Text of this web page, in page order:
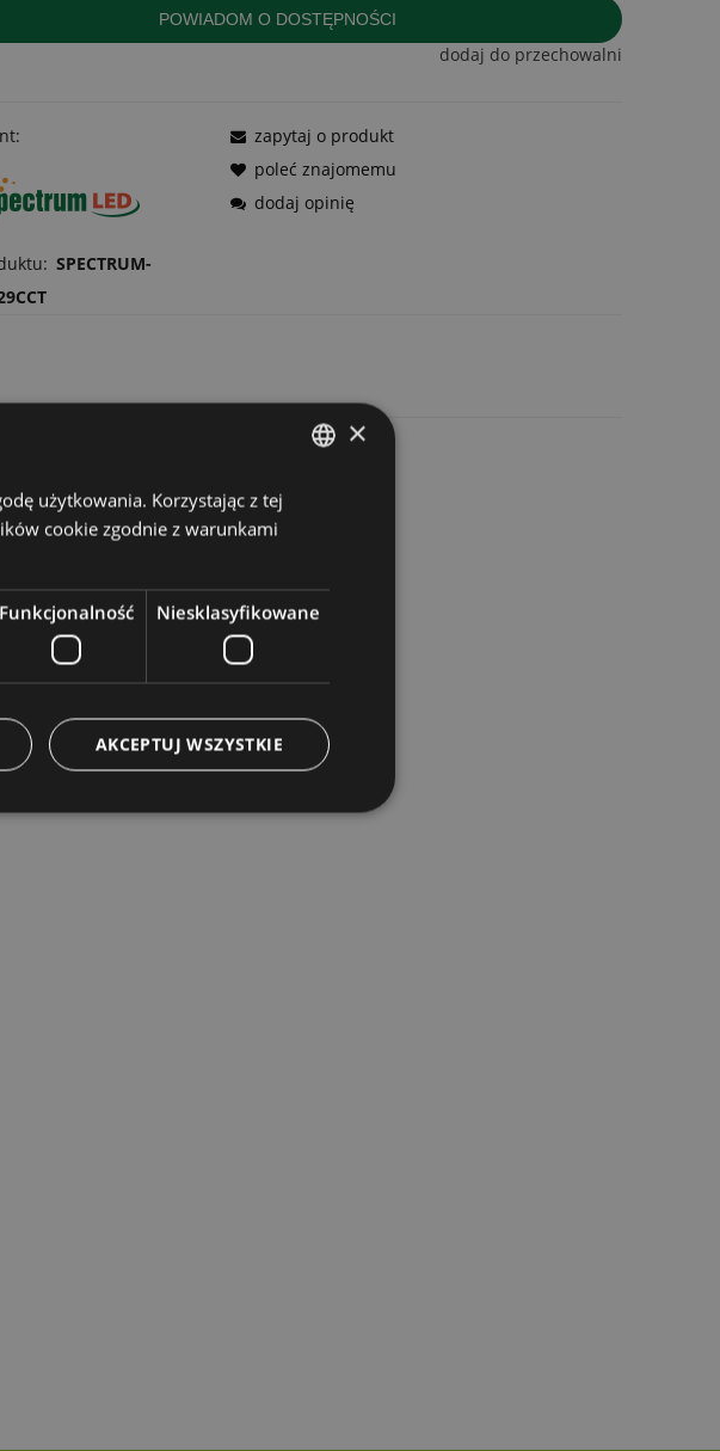
POWIADOM O DOSTĘPNOŚCI
dodaj do przechowalni
SPECTRUM-
zapytaj o produkt
poleć znajomemu
dodaj opinię
×
użytkowania. Korzystając z tej
cookie zgodnie z warunkami
Funkcjonalność Niesklasyfikowane
AKCEPTUJ WSZYSTKIE